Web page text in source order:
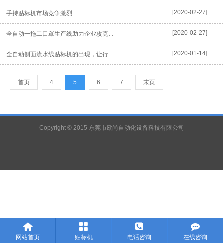
[2020-02-27]
手持贴标机市场竞争激烈
[2020-02-27]
全自动一拖二口罩生产线助力企业攻克疫情
[2020-01-14]
全自动侧面流水线贴标机的出现，让行业进入新的时代
首页 4 5 6 7 末页
Copyright © 2015 东莞市欧尚自动化设备科技有限公司

网站首页

贴标机

电话咨询

在线咨询